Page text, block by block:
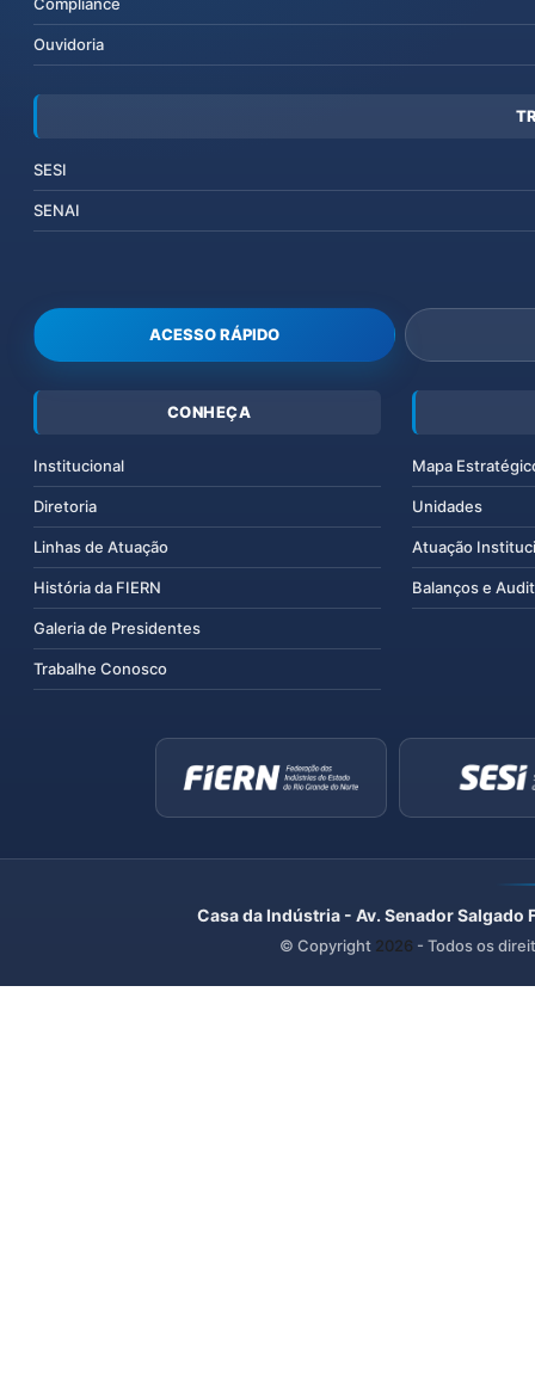
Ouvidoria
SESI
SENAI
ACESSO RÁPIDO
CONHEÇA
Institucional
Diretoria
Linhas de Atuação
História da FIERN
Galeria de Presidentes
Trabalhe Conosco
Mapa
Unidades
Atuação
Balanços e
Casa da Indústria - Av. Senador
© Copyright 2026 - Todos os